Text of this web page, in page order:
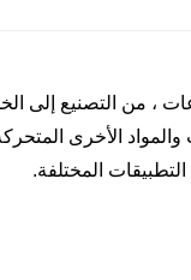
، من التصنيع إلى
والمواد الأخرى
المختلفة.